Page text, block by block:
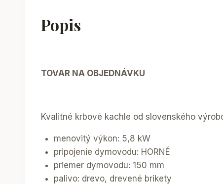
Popis
TOVAR NA OBJEDNÁVKU
Kvalitné krbové kachle od slovenského
menovitý výkon: 5,8 kW
pripojenie dymovodu: HORNÉ
priemer dymovodu: 150 mm
palivo: drevo, drevené brikety